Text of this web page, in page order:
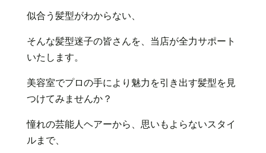
似合う髪型がわからない、
そんな髪型迷子の皆さんを、当店が全力サポート
いたします。
美容室でプロの手により魅力を引き出す髪型を見
つけてみませんか？
憧れの芸能人ヘアーから、思いもよらないスタイ
ルまで、